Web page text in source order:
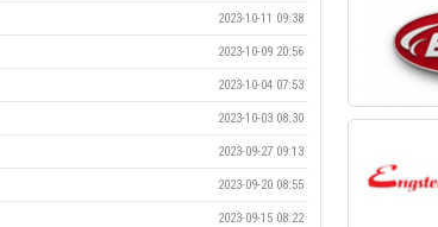
2023-10-11 09:38
2023-10-09 20:56
2023-10-04 07:53
2023-10-03 08:30
2023-09-27 09:13
2023-09-20 08:55
2023-09-15 08:22